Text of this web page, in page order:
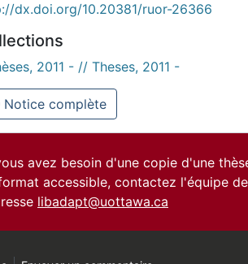
dx.doi.org/10.20381/ruor-26366
2011 - // Theses, 2011 -
Notice complète
avez besoin d'une copie d'une
accessible, contactez l'équipe
libadapt@uottawa.ca